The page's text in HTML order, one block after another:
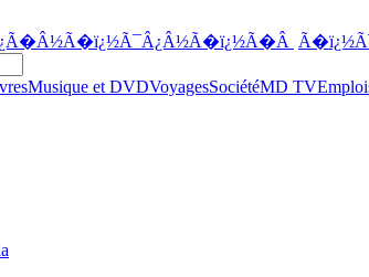
Musique et DVDVoyagesSociétéMD TV